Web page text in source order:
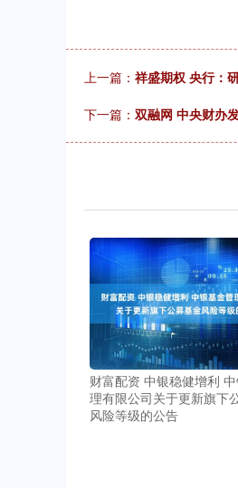
上一篇： 祥盛期权 央行：
下一篇： 双融网 中央财办
财富配资 中银稳健增利
理有限公司关于更新旗下
风险等级的公告